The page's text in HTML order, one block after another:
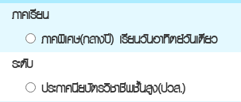
ภาคเรียน
ภาคพิเศษ(กลางปี) เรียนวันอาทิตย์วันเดียว
ระดับ
ประกาศนียบัตรวิชาชีพชั้นสูง(ปวส.)